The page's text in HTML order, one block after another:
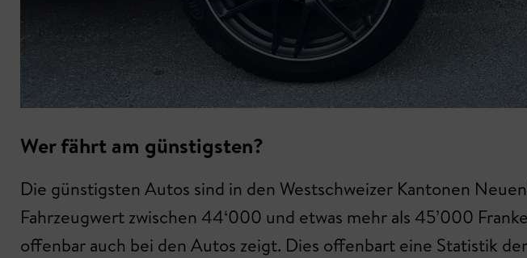
Wer fährt am günstigsten?
Die günstigsten Autos sind in den Westschweizer Kantonen
Fahrzeugwert zwischen 44‘000 und etwas mehr als 45’000
offenbar auch bei den Autos zeigt. Dies offenbart eine Statistik